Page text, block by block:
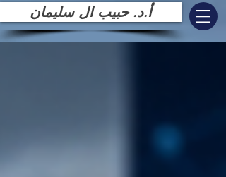
أ.د. حبيب ال سليمان